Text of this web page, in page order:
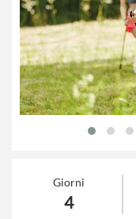
Giorni
4